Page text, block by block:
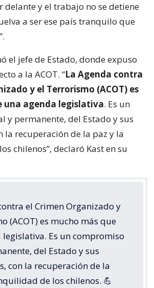
delante y el trabajo no se detiene
a ser ese país tranquilo que
el jefe de Estado, donde expuso
a la ACOT. “La Agenda contra
y el Terrorismo (ACOT) es
una agenda legislativa. Es un
y permanente, del Estado y sus
la recuperación de la paz y la
chilenos”, declaró Kast en su
el Crimen Organizado y
(ACOT) es mucho más que
legislativa. Es un compromiso
del Estado y sus
con la recuperación de la
de los chilenos. 💪